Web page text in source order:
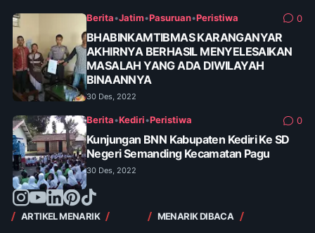
Berita•Jatim•Pasuruan•Peristiwa 0
BHABINKAMTIBMAS KARANGANYAR
AKHIRNYA BERHASIL MENYELESAIKAN
MASALAH YANG ADA DIWILAYAH
BINAANNYA
30 Des, 2022
Berita•Kediri•Peristiwa 0
Kunjungan BNN Kabupaten Kediri Ke SD
Negeri Semanding Kecamatan Pagu
30 Des, 2022
ARTIKEL MENARIK MENARIK DIBACA